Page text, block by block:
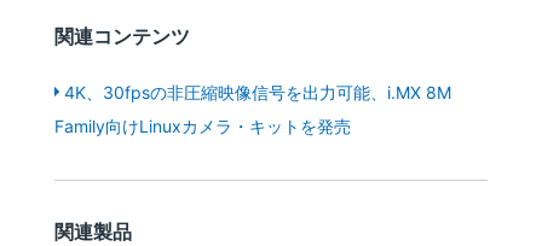
関連コンテンツ
4K、30fpsの非圧縮映像信号を出力可能、i.MX 8M
Family向けLinuxカメラ・キットを発売
関連製品